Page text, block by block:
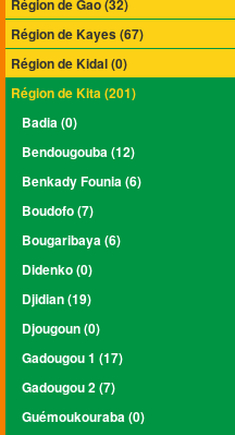
Région de Gao (32)
Région de Kayes (67)
Région de Kidal (0)
Région de Kita (201)
Badia (0)
Bendougouba (12)
Benkady Founia (6)
Boudofo (7)
Bougaribaya (6)
Didenko (0)
Djidian (19)
Djougoun (0)
Gadougou 1 (17)
Gadougou 2 (7)
Guémoukouraba (0)